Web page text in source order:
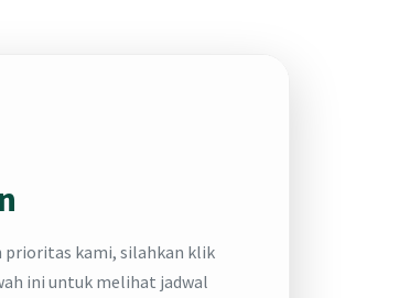
prioritas kami, silahkan klik
ini untuk melihat jadwal